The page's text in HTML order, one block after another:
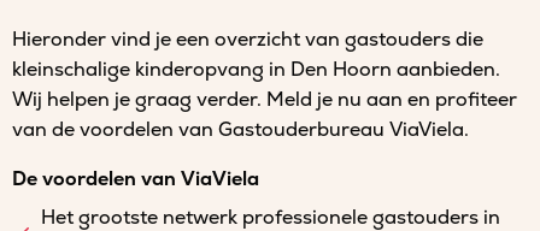
Hieronder vind je een overzicht van gastouders die
kleinschalige kinderopvang in Den Hoorn aanbieden.
Wij helpen je graag verder. Meld je nu aan en profiteer
van de voordelen van Gastouderbureau ViaViela.
De voordelen van ViaViela
Het grootste netwerk professionele gastouders in